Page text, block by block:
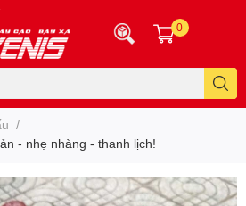
0
/
- nhẹ nhàng - thanh lịch!